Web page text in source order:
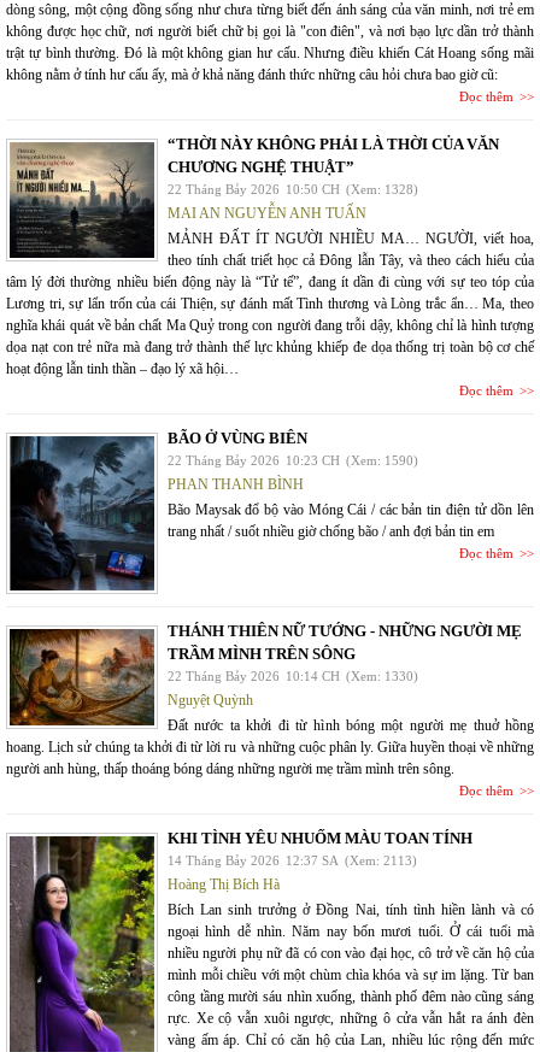
dòng sông, một cộng đồng sống như chưa từng biết đến ánh sáng của văn minh, nơi trẻ em
không được học chữ, nơi người biết chữ bị gọi là "con điên", và nơi bạo lực dần trở thành
trật tự bình thường. Đó là một không gian hư cấu. Nhưng điều khiến Cát Hoang sống mãi
không nằm ở tính hư cấu ấy, mà ở khả năng đánh thức những câu hỏi chưa bao giờ cũ:
Đọc thêm
“THỜI NÀY KHÔNG PHẢI LÀ THỜI CỦA VĂN
CHƯƠNG NGHỆ THUẬT”
22 Tháng Bảy 2026 10:50 CH (Xem: 1328)
MAI AN NGUYỄN ANH TUẤN
MẢNH ĐẤT ÍT NGƯỜI NHIỀU MA… NGƯỜI, viết hoa,
theo tính chất triết học cả Đông lẫn Tây, và theo cách hiểu của
tâm lý đời thường nhiều biến động này là “Tử tế”, đang ít dần đi cùng với sự teo tóp của
Lương tri, sự lẩn trốn của cái Thiện, sự đánh mất Tình thương và Lòng trắc ẩn… Ma, theo
nghĩa khái quát về bản chất Ma Quỷ trong con người đang trỗi dậy, không chỉ là hình tượng
dọa nạt con trẻ nữa mà đang trở thành thế lực khủng khiếp đe dọa thống trị toàn bộ cơ chế
hoạt động lẫn tinh thần – đạo lý xã hội…
Đọc thêm
BÃO Ở VÙNG BIÊN
22 Tháng Bảy 2026 10:23 CH (Xem: 1590)
PHAN THANH BÌNH
Bão Maysak đổ bộ vào Móng Cái / các bản tin điện tử dồn lên
trang nhất / suốt nhiều giờ chống bão / anh đợi bản tin em
Đọc thêm
THÁNH THIÊN NỮ TƯỚNG - NHỮNG NGƯỜI MẸ
TRẦM MÌNH TRÊN SÔNG
22 Tháng Bảy 2026 10:14 CH (Xem: 1330)
Nguyệt Quỳnh
Đất nước ta khởi đi từ hình bóng một người mẹ thuở hồng
hoang. Lịch sử chúng ta khởi đi từ lời ru và những cuộc phân ly. Giữa huyền thoại về những
người anh hùng, thấp thoáng bóng dáng những người mẹ trầm mình trên sông.
Đọc thêm
KHI TÌNH YÊU NHUỐM MÀU TOAN TÍNH
14 Tháng Bảy 2026 12:37 SA (Xem: 2113)
Hoàng Thị Bích Hà
Bích Lan sinh trưởng ở Đồng Nai, tính tình hiền lành và có
ngoại hình dễ nhìn. Năm nay bốn mươi tuổi. Ở cái tuổi mà
nhiều người phụ nữ đã có con vào đại học, cô trở về căn hộ của
mình mỗi chiều với một chùm chìa khóa và sự im lặng. Từ ban
công tầng mười sáu nhìn xuống, thành phố đêm nào cũng sáng
rực. Xe cộ vẫn xuôi ngược, những ô cửa vẫn hắt ra ánh đèn
vàng ấm áp. Chỉ có căn hộ của Lan, nhiều lúc rộng đến mức